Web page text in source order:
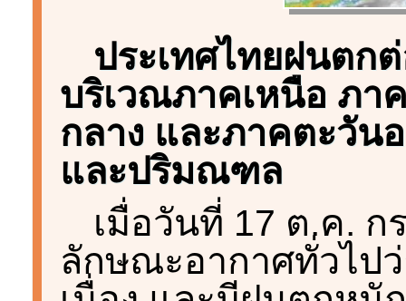
ประเทศไทยฝนตก
บริเวณภาคเหนือ ภา
กลาง และภาคตะวัน
และปริมณฑล
เมื่อวันที่ 17 ต.ค.
ลักษณะอากาศทั่วไป